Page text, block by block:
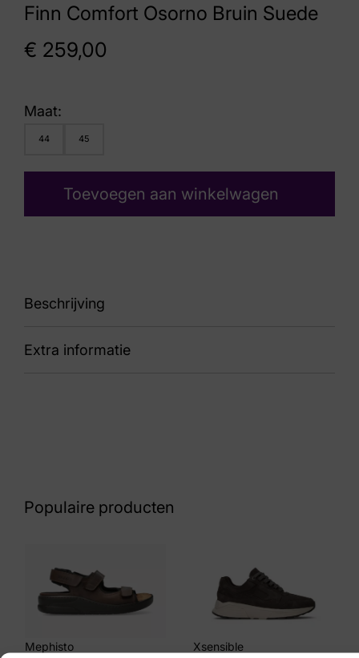
Finn Comfort Osorno Bruin Suede
€ 259,00
Maat:
44 45
Toevoegen aan winkelwagen
Beschrijving
sneaker
Extra informatie
Merk
Finn Comfort
Artikelnummer
Populaire producten
Mephisto
Xsensible